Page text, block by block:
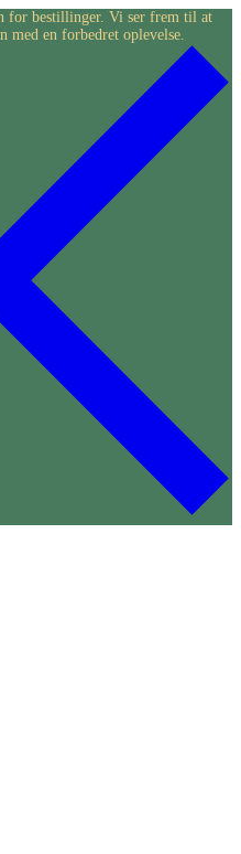
for bestillinger. Vi ser frem til at
med en forbedret oplevelse.